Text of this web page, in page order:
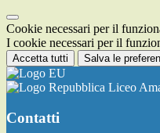
Cookie necessari per il
I cookie necessari per il
Accetta tutti Salva le
Liceo
Contatti